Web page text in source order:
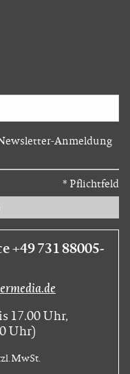
Anmeldung
* Pflichtfeld
731 88005-
17.00 Uhr,
Uhr)
MwSt.